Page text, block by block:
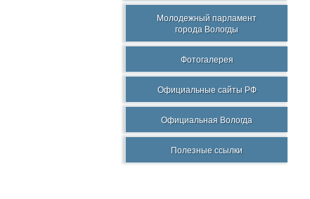
Молодежный парламент
города Вологды
Фотогалерея
Официальные сайты РФ
Официальная Вологда
Полезные ссылки